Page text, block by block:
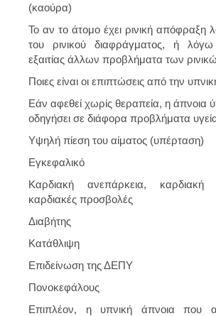
(καούρα)
Το αν το άτομο έχει ρινική απόφραξη
του ρινικού διαφράγματος, ή
εξαιτίας άλλων προβλήματα των
Ποιες είναι οι επιπτώσεις από την
Εάν αφεθεί χωρίς θεραπεία, η άπνοια
οδηγήσει σε διάφορα προβλήματα
Υψηλή πίεση του αίματος (υπέρταση)
Εγκεφαλικό
Καρδιακή ανεπάρκεια, καρδιακή
καρδιακές προσβολές
Διαβήτης
Κατάθλιψη
Επιδείνωση της ΔΕΠΥ
Πονοκεφάλους
Επιπλέον, η υπνική άπνοια που